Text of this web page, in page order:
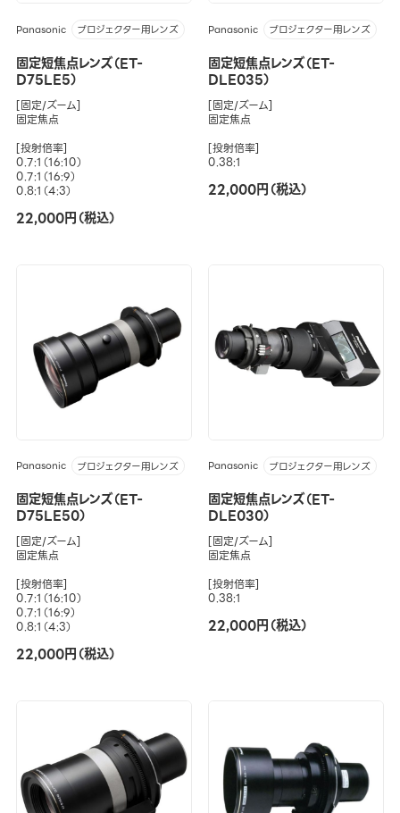
Panasonic プロジェクター用レンズ
固定短焦点レンズ（ET-
D75LE5）
[固定/ズーム]
固定焦点
[投射倍率]
0.7:1（16:10）
0.7:1（16:9）
0.8:1（4:3）
22,000円（税込）
Panasonic プロジェクター用レンズ
固定短焦点レンズ（ET-
DLE035）
[固定/ズーム]
固定焦点
[投射倍率]
0.38:1
22,000円（税込）
Panasonic プロジェクター用レンズ
固定短焦点レンズ（ET-
D75LE50）
[固定/ズーム]
固定焦点
[投射倍率]
0.7:1（16:10）
0.7:1（16:9）
0.8:1（4:3）
22,000円（税込）
Panasonic プロジェクター用レンズ
固定短焦点レンズ（ET-
DLE030）
[固定/ズーム]
固定焦点
[投射倍率]
0.38:1
22,000円（税込）